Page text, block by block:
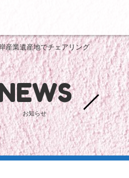
産業遺産地でチェアリング
お知らせ